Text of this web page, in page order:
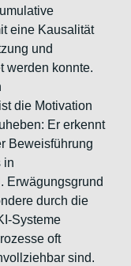
eine Kausalität
und
werden konnte.
die Motivation
Er erkennt
Beweisführung
in
Erwägungsgrund
durch die
Systeme
oft
sind.